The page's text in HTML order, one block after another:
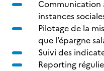
Communication
instances
Pilotage de la
que l’épargne
Suivi des
Reporting